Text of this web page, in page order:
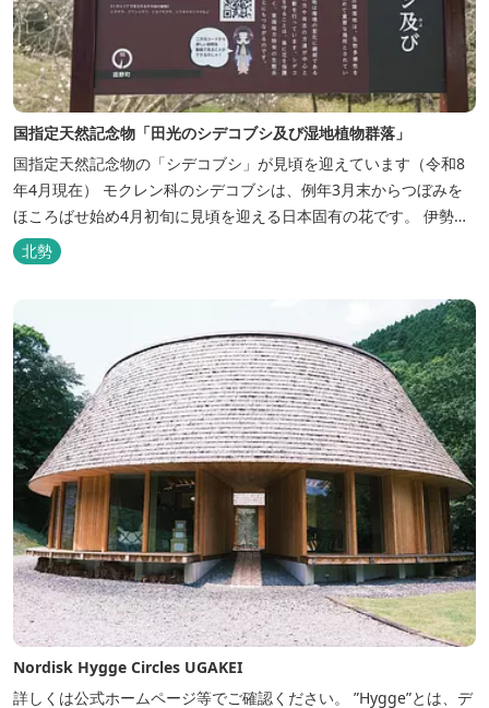
国指定天然記念物「田光のシデコブシ及び湿地植物群落」
国指定天然記念物の「シデコブシ」が見頃を迎えています（令和8
年4月現在） モクレン科のシデコブシは、例年3月末からつぼみを
ほころばせ始め4月初旬に見頃を迎える日本固有の花です。 伊勢湾
周辺の狭い範囲に自生するシデコブシは、三重県内ではいなべ市、
菰野町、四日市市などの北勢地方に見られ これらの自生地は日本に
存在して...
北勢
Nordisk Hygge Circles UGAKEI
詳しくは公式ホームページ等でご確認ください。 ”Hygge”とは、デ